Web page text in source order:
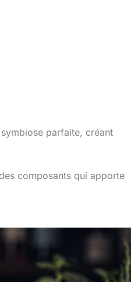
parfaite, créant
composants qui apporte